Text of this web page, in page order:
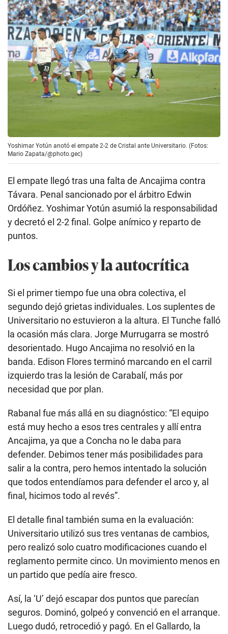
Yoshimar Yotún anotó el empate 2-2 de Cristal ante Universitario. (Fotos:
Mario Zapata/@photo.gec)
El empate llegó tras una falta de Ancajima contra
Távara. Penal sancionado por el árbitro Edwin
Ordóñez. Yoshimar Yotún asumió la responsabilidad
y decretó el 2-2 final. Golpe anímico y reparto de
puntos.
Los cambios y la autocrítica
Si el primer tiempo fue una obra colectiva, el
segundo dejó grietas individuales. Los suplentes de
Universitario no estuvieron a la altura. El Tunche falló
la ocasión más clara. Jorge Murrugarra se mostró
desorientado. Hugo Ancajima no resolvió en la
banda. Edison Flores terminó marcando en el carril
izquierdo tras la lesión de Carabalí, más por
necesidad que por plan.
Rabanal fue más allá en su diagnóstico: “El equipo
está muy hecho a esos tres centrales y allí entra
Ancajima, ya que a Concha no le daba para
defender. Debimos tener más posibilidades para
salir a la contra, pero hemos intentado la solución
que todos entendíamos para defender el arco y, al
final, hicimos todo al revés”.
El detalle final también suma en la evaluación:
Universitario utilizó sus tres ventanas de cambios,
pero realizó solo cuatro modificaciones cuando el
reglamento permite cinco. Un movimiento menos en
un partido que pedía aire fresco.
Así, la ‘U’ dejó escapar dos puntos que parecían
seguros. Dominó, golpeó y convenció en el arranque.
Luego dudó, retrocedió y pagó. En el Gallardo, la